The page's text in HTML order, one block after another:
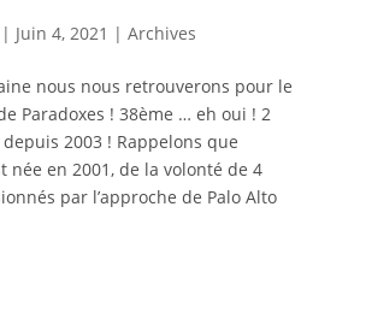
| Juin 4, 2021 | Archives
nous nous retrouverons pour le
Paradoxes ! 38ème … eh oui ! 2
2003 ! Rappelons que
née en 2001, de la volonté de 4
par l’approche de Palo Alto